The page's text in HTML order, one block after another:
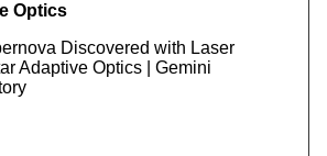
Optics
Discovered with Laser
Adaptive Optics | Gemini